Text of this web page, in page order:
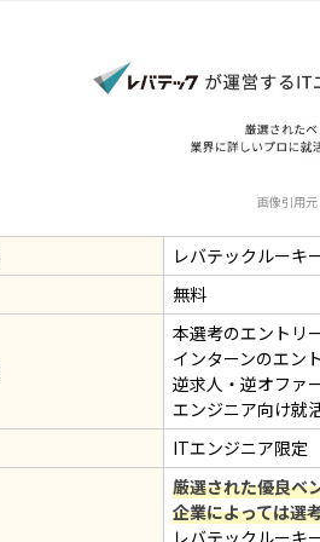
レバテックルーキーの紹介企業一覧
レバテックルーキーの紹介企業の年収事例
テックルーキーがおすすめな人の特徴
テックルーキーを効率よく利用するポイ
ポイント1. こまめに連絡を取る
ポイント2. 興味がない求人はしっかり断る
イント3. 企業ごとのおすすめポイントをし
イント4. 「数打ちゃ当たる」的な就活はし
ポイント5. エージェントは複数利用する
画像引用
レバテックルーキ
無料
本選考のエントリ
インターンのエン
逆求人・逆オファ
エンジニア向け就
ITエンジニア限定
厳選された優良ベ
企業によっては選